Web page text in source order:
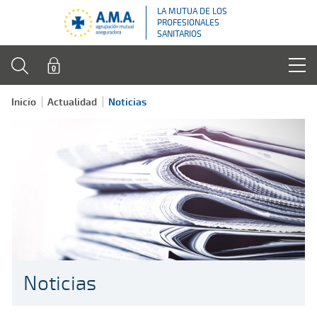
LA MUTUA DE LOS
PROFESIONALES
SANITARIOS
Inicio Actualidad Noticias
Noticias